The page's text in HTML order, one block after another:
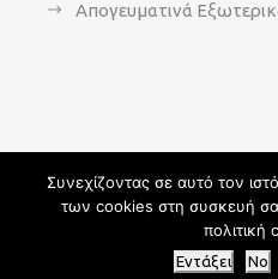
Απογευματινά
Copyright 2021 - agsavvas-
Web-
Συνεχίζοντας σε αυτό τον
των cookies στη συσκευή
πολιτική
Εντάξει No